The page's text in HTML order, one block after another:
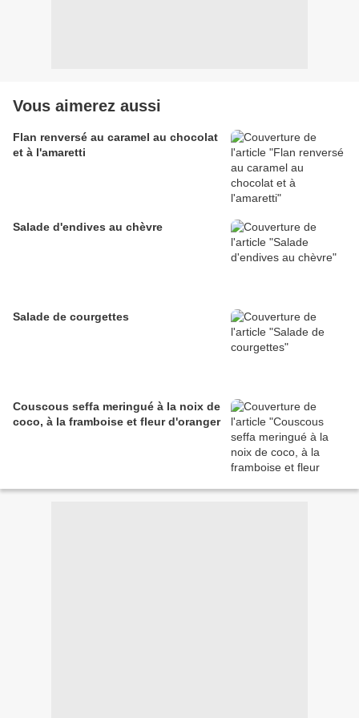
Vous aimerez aussi
Flan renversé au caramel au chocolat
et à l'amaretti
Salade d'endives au chèvre
Salade de courgettes
Couscous seffa meringué à la noix de
coco, à la framboise et fleur d'oranger